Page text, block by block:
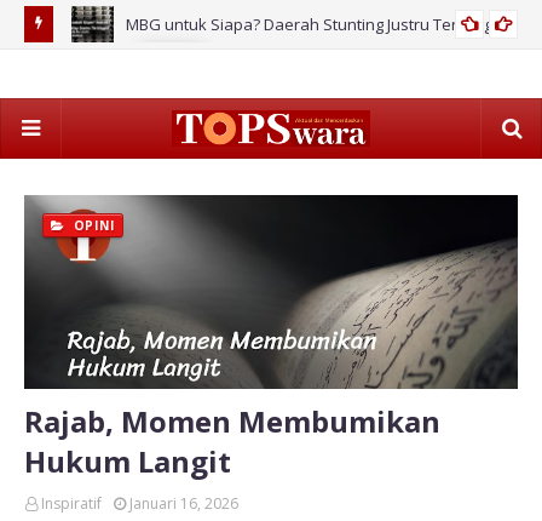
MBG untuk Siapa? Daerah Stunting Justru Tertinggal!
OPINI
Rajab, Momen Membumikan
Hukum Langit
Inspiratif Januari 16, 2026